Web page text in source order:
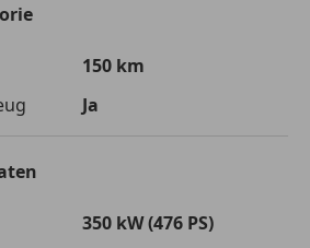
sind abhängig von Ihrer Bonität sowie
2,90% - 14,90%.
150 km
Ja
350 kW (476 PS)